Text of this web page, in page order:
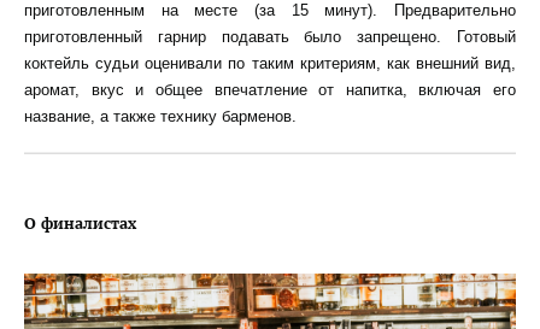
приготовленным на месте (за 15 минут). Предварительно
приготовленный гарнир подавать было запрещено. Готовый
коктейль судьи оценивали по таким критериям, как внешний вид,
аромат, вкус и общее впечатление от напитка, включая его
название, а также технику барменов.
О финалистах